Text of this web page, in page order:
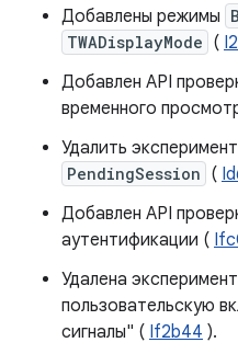
Добавлены режимы
TWADisplayMode (
Добавлен API
временного
Удалить
PendingSession (
Добавлен API
аутентификации (
Удалена
пользовательскую
сигналы" ( If2b44 ).